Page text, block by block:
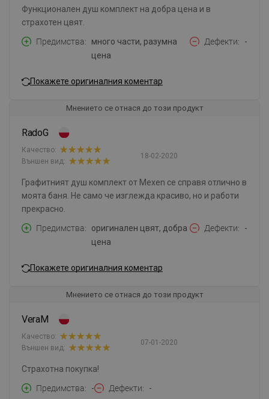
Функционален душ комплект на добра цена и в
страхотен цвят.
Предимства
много части, разумна
цена
Дефекти -
Покажете оригиналния коментар
Мнението се отнася до този продукт
RadoG
18-02-2020
Качество:
Външен вид:
Графитният душ комплект от Mexen се справя отлично в
моята баня. Не само че изглежда красиво, но и работи
прекрасно.
Предимства
оригинален цвят, добра
цена
Дефекти -
Покажете оригиналния коментар
Мнението се отнася до този продукт
VeraM
07-01-2020
Качество:
Външен вид:
Страхотна покупка!
Предимства
- Дефекти -